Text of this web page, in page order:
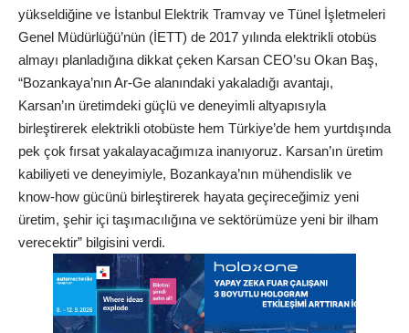
yükseldiğine ve İstanbul Elektrik Tramvay ve Tünel İşletmeleri
Genel Müdürlüğü’nün (İETT) de 2017 yılında elektrikli otobüs
almayı planladığına dikkat çeken Karsan CEO’su Okan Baş,
“Bozankaya’nın Ar-Ge alanındaki yakaladığı avantajı,
Karsan’ın üretimdeki güçlü ve deneyimli altyapısıyla
birleştirerek elektrikli otobüste hem Türkiye’de hem yurtdışında
pek çok fırsat yakalayacağımıza inanıyoruz. Karsan’ın üretim
kabiliyeti ve deneyimiyle, Bozankaya’nın mühendislik ve
know-how gücünü birleştirerek hayata geçireceğimiz yeni
üretim, şehir içi taşımacılığına ve sektörümüze yeni bir ilham
verecektir” bilgisini verdi.